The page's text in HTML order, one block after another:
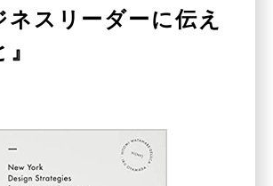
ネスリーダーに伝え